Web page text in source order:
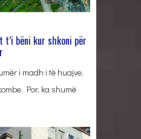
t’i bëni kur shkoni për
i madh i të huajve,
Por, ka shumë